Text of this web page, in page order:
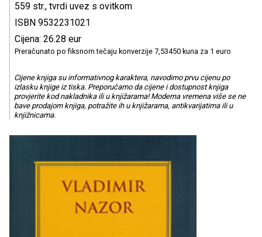
559 str., tvrdi uvez s ovitkom
ISBN 9532231021
Cijena: 26.28 eur
Preračunato po fiksnom tečaju konverzije 7,53450 kuna za 1 euro
Cijene knjiga su informativnog karaktera, navodimo prvu cijenu po
izlasku knjige iz tiska. Preporučamo da cijene i dostupnost knjiga
provjerite kod nakladnika ili u knjižarama! Moderna vremena više se ne
bave prodajom knjiga, potražite ih u knjižarama, antikvarijatima ili u
knjižnicama.